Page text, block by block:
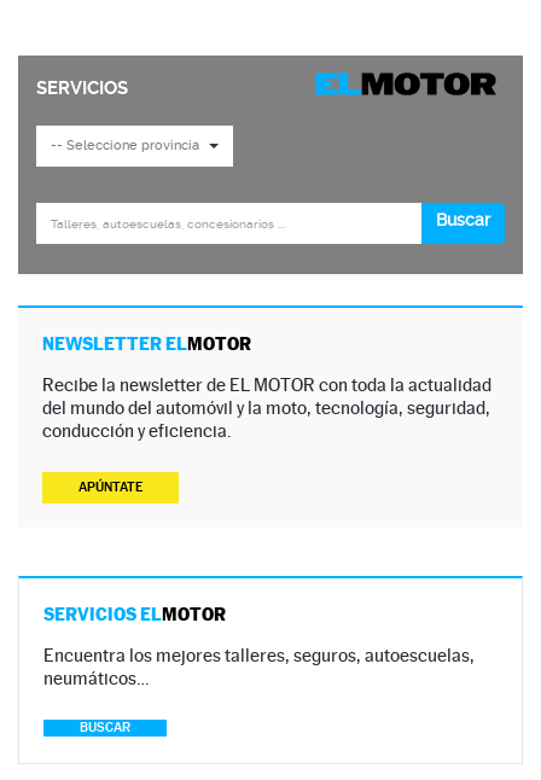
NEWSLETTER ELMOTOR
Recibe la newsletter de EL MOTOR con toda la actualidad
del mundo del automóvil y la moto, tecnología, seguridad,
conducción y eficiencia.
APÚNTATE
SERVICIOS ELMOTOR
Encuentra los mejores talleres, seguros, autoescuelas,
neumáticos…
BUSCAR